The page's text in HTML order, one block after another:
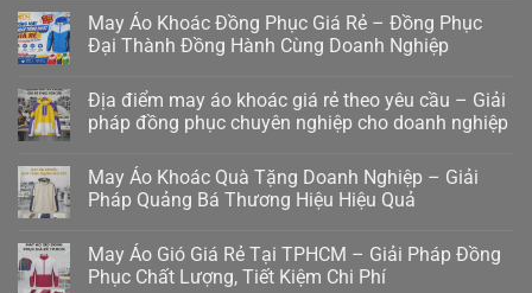
May Áo Khoác Đồng Phục Giá Rẻ – Đồng Phục
Đại Thành Đồng Hành Cùng Doanh Nghiệp
Địa điểm may áo khoác giá rẻ theo yêu cầu – Giải
pháp đồng phục chuyên nghiệp cho doanh nghiệp
May Áo Khoác Quà Tặng Doanh Nghiệp – Giải
Pháp Quảng Bá Thương Hiệu Hiệu Quả
May Áo Gió Giá Rẻ Tại TPHCM – Giải Pháp Đồng
Phục Chất Lượng, Tiết Kiệm Chi Phí